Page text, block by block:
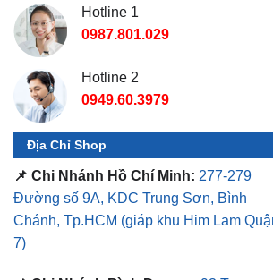
Địa Chỉ Shop
Đường số 9A, KDC Trung Sơn, Bình
Chánh, Tp.HCM(giáp khu Him Lam Quận
7)
📌 Chi Nhánh Bình Dương: 93 Trương
Định, P. Hiệp Thành, TP. Thủ Dầu Một,
Bình Dương